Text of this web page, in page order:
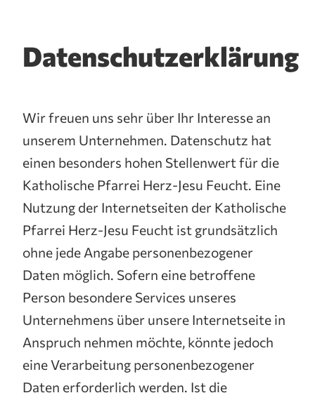
Datenschutzerklärung
Wir freuen uns sehr über Ihr Interesse an
unserem Unternehmen. Datenschutz hat
einen besonders hohen Stellenwert für die
Katholische Pfarrei Herz-Jesu Feucht. Eine
Nutzung der Internetseiten der Katholische
Pfarrei Herz-Jesu Feucht ist grundsätzlich
ohne jede Angabe personenbezogener
Daten möglich. Sofern eine betroffene
Person besondere Services unseres
Unternehmens über unsere Internetseite in
Anspruch nehmen möchte, könnte jedoch
eine Verarbeitung personenbezogener
Daten erforderlich werden. Ist die